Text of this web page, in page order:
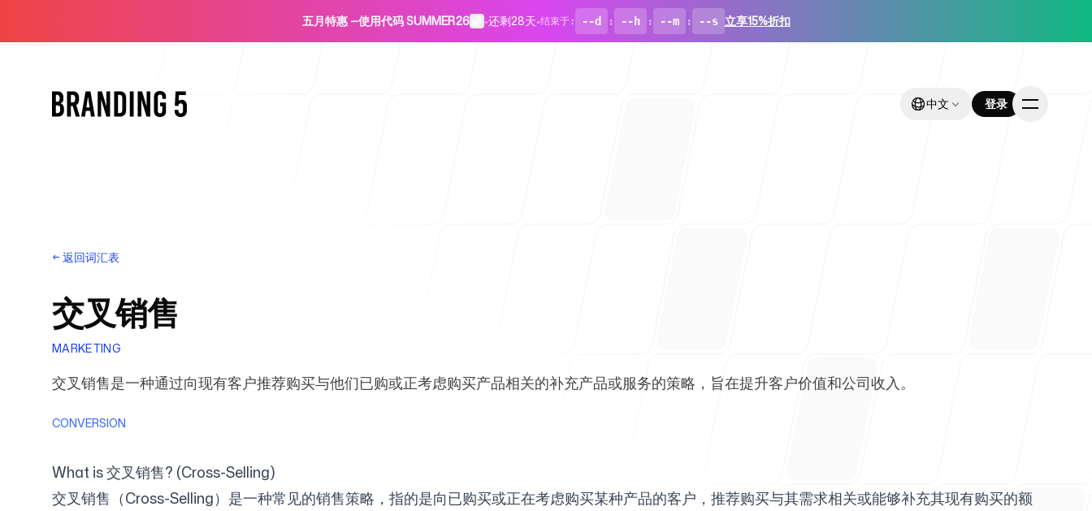
五月特惠—使用代码 SUMMER26 •还剩28天•结束于: --d : --h : --m : --s 立享15%折扣
中文 登录
中文 登录
面向代理机构
← 返回词汇表
交叉销售
MARKETING
交叉销售是一种通过向现有客户推荐购买与他们已购或正考虑购买产品相关的补充产品或服务的策略，旨在提升客户价值和公司收入。
CONVERSION
What is 交叉销售? (Cross-Selling)
交叉销售（Cross-Selling）是一种常见的销售策略，指的是向已购买或正在考虑购买某种产品的客户，推荐购买与其需求相关或能够补充其现有购买的额